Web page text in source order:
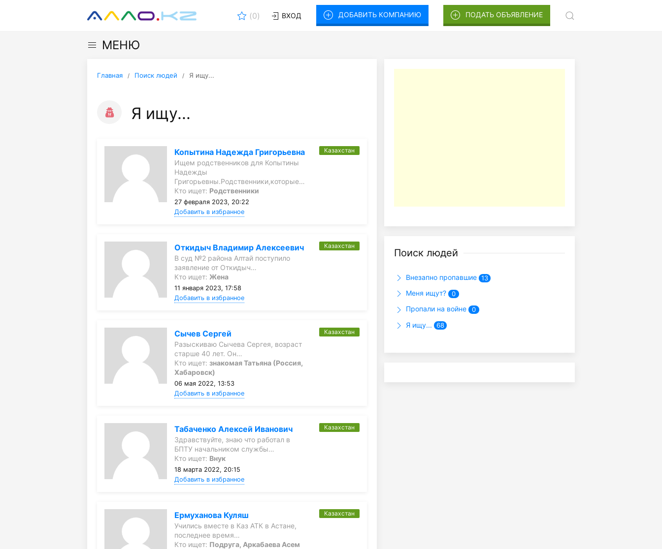
(0) ВХОД ДОБАВИТЬ КОМПАНИЮ ПОДАТЬ ОБЪЯВЛЕНИЕ
МЕНЮ
Главная Поиск людей Я ищу...
Я ищу...
Копытина Надежда Григорьевна
Ищем родственников для Копытины
Надежды
Григорьевны.Родственники,которые…
Кто ищет: Родственники
27 февраля 2023, 20:22
Добавить в избранное
Казахстан
Откидыч Владимир Алексеевич
В суд №2 района Алтай поступило
заявление от Откидыч…
Кто ищет: Жена
11 января 2023, 17:58
Добавить в избранное
Казахстан
Сычев Сергей
Разыскиваю Сычева Сергея, возраст
старше 40 лет. Он…
Кто ищет:знакомая Татьяна (Россия,
Хабаровск)
06 мая 2022, 13:53
Добавить в избранное
Казахстан
Табаченко Алексей Иванович
Здравствуйте, знаю что работал в
БПТУ начальником службы…
Кто ищет: Внук
18 марта 2022, 20:15
Добавить в избранное
Казахстан
Ермуханова Куляш
Учились вместе в Каз АТК в Астане,
последнее время…
Кто ищет: Подруга, Аркабаева Асем
Казахстан
Поиск людей
Внезапно пропавшие 13
Меня ищут? 0
Пропали на войне 0
Я ищу... 68